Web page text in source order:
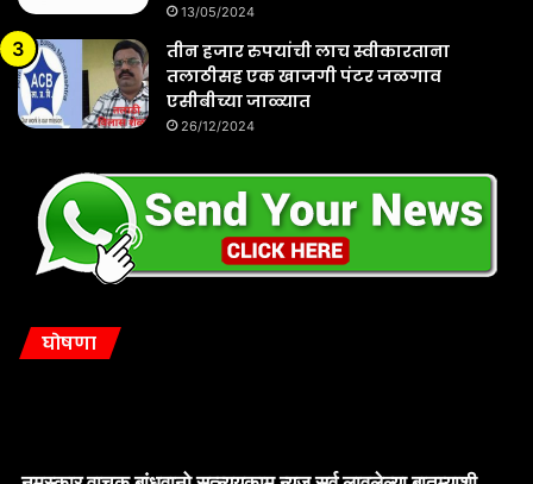
13/05/2024
तीन हजार रुपयांची लाच स्वीकारताना
तलाठीसह एक खाजगी पंटर जळगाव
एसीबीच्या जाळ्यात
26/12/2024
घोषणा
सहमत असतील असे नाही